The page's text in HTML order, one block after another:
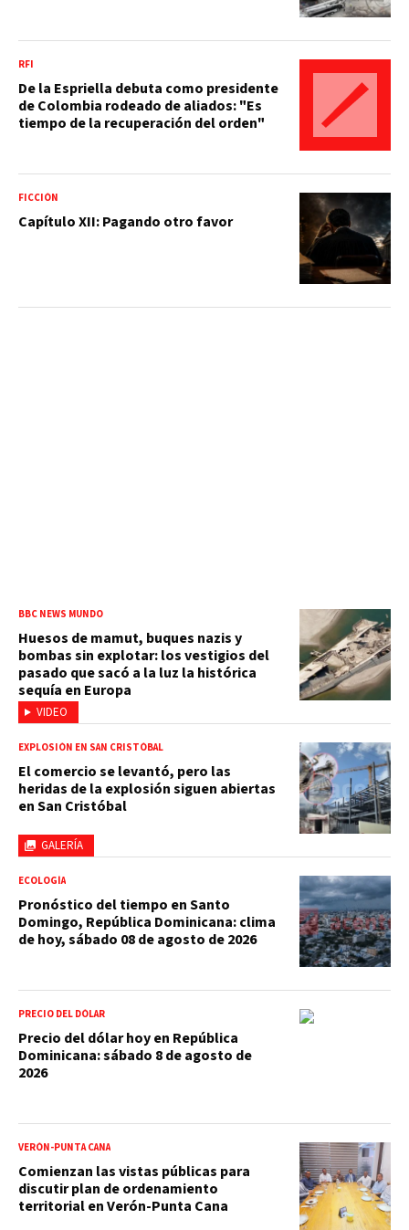
RFI
De la Espriella debuta como presidente
de Colombia rodeado de aliados: "Es
tiempo de la recuperación del orden"
FICCIÓN
Capítulo XII: Pagando otro favor
VIDEO
BBC NEWS MUNDO
Huesos de mamut, buques nazis y
bombas sin explotar: los vestigios del
pasado que sacó a la luz la histórica
sequía en Europa
GALERÍA
EXPLOSIÓN EN SAN CRISTÓBAL
El comercio se levantó, pero las
heridas de la explosión siguen abiertas
en San Cristóbal
ECOLOGÍA
Pronóstico del tiempo en Santo
Domingo, República Dominicana: clima
de hoy, sábado 08 de agosto de 2026
PRECIO DEL DÓLAR
Precio del dólar hoy en República
Dominicana: sábado 8 de agosto de
2026
VERÓN-PUNTA CANA
Comienzan las vistas públicas para
discutir plan de ordenamiento
territorial en Verón-Punta Cana